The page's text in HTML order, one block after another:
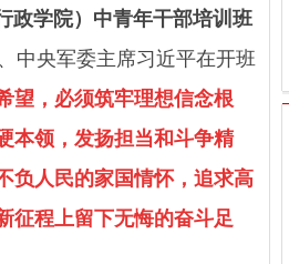
政学院）中青年干部培训班
中央军委主席习近平在开班
望，必须筑牢理想信念根
本领，发扬担当和斗争精
负人民的家国情怀，追求高
征程上留下无悔的奋斗足